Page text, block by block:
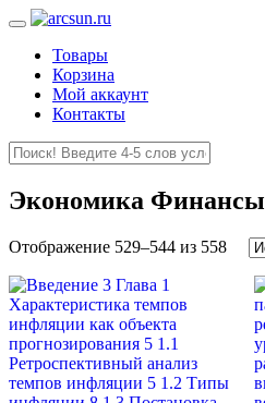
Товары
Корзина
Мой аккаунт
Контакты
Экономика Финансы
Отображение 529–544 из 558